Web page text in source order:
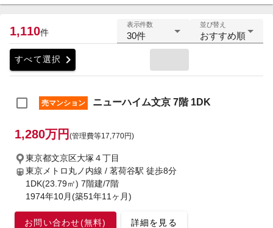
1,110件
表示件数
30件
並び替え
おすすめ順
すべて選択 chevron_right
売マンション ニューハイム文京 7階 1DK
1,280万円 (管理費等17,770円)
東京都文京区大塚４丁目
東京メトロ丸ノ内線 / 茗荷谷駅 徒歩8分
1DK(23.79㎡) 7階建/7階
1974年10月(築51年11ヶ月)
お問い合わせ(無料) 詳細を見る